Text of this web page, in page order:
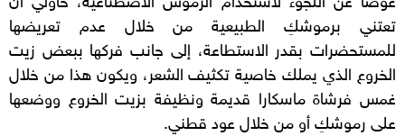
تعتني برموشكِ الطبيعية من خلال عدم تعريضها
للمستحضرات بقدر الاستطاعة، إلى جانب فركها ببعض زيت
الخروع الذي يملك خاصية تكثيف الشعر، ويكون هذا من خلال
غمس فرشاة ماسكارا قديمة ونظيفة بزيت الخروع ووضعها
على رموشكِ أو من خلال عود قطني.